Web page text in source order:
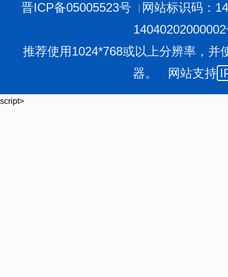
晋ICP备05005523号
网站标识码：
推荐使用1024*768或以上分辨率，并
器。 网站支持
script>